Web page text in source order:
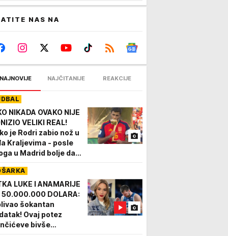
NAS NA
NAJNOVIJE NAJČITANIJE REAKCIJE
NIKADA OVAKO NIJE
VELIKI REAL!
je Rodri zabio nož u
Kraljevima - posle
u Madrid bolje da
LUKE I ANAMARIJE
50.000.000 DOLARA:
šokantan
Ovaj potez
bivše